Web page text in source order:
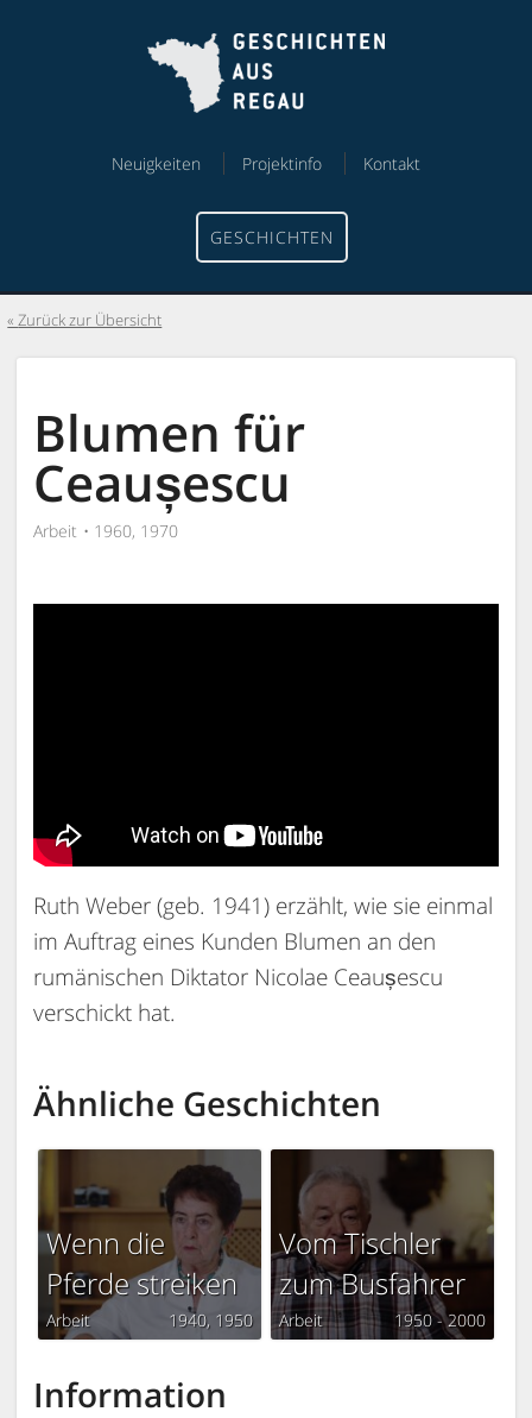
Neuigkeiten Projektinfo Kontakt
GESCHICHTEN
Zurück zur Übersicht
Blumen für
Ceaușescu
Arbeit 1960, 1970
Ruth Weber (geb. 1941) erzählt, wie sie einmal
im Auftrag eines Kunden Blumen an den
rumänischen Diktator Nicolae Ceaușescu
verschickt hat.
Ähnliche Geschichten
Wenn die
Pferde streiken
Arbeit 1940 1950
Vom Tischler
zum Busfahrer
Arbeit 1950 - 2000
Information